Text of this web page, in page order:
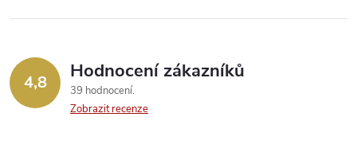
4,8 Hodnocení zákazníků
39 hodnocení
Zobrazit recenze